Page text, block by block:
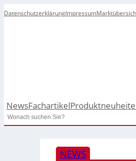
DatenschutzerklärungImpressum
NewsFachartikel
Search
NEWS